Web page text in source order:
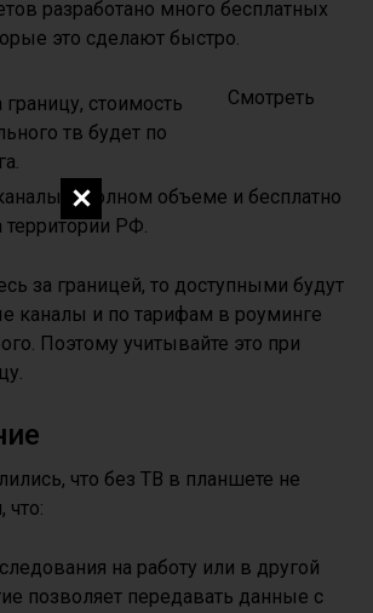
разработано много бесплатных
это сделают быстро.
Смотреть
в полном объеме и бесплатно
РФ.
за границей, то доступными будут
каналы и по тарифам в роуминге
Поэтому учитывайте это при
что без TB в планшете не
что:
на работу или в другой
позволяет передавать данные с